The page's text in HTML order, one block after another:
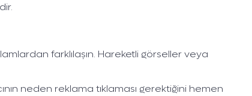
farklılaşın. Hareketli görseller veya
neden reklama tıklaması gerektiğini hemen